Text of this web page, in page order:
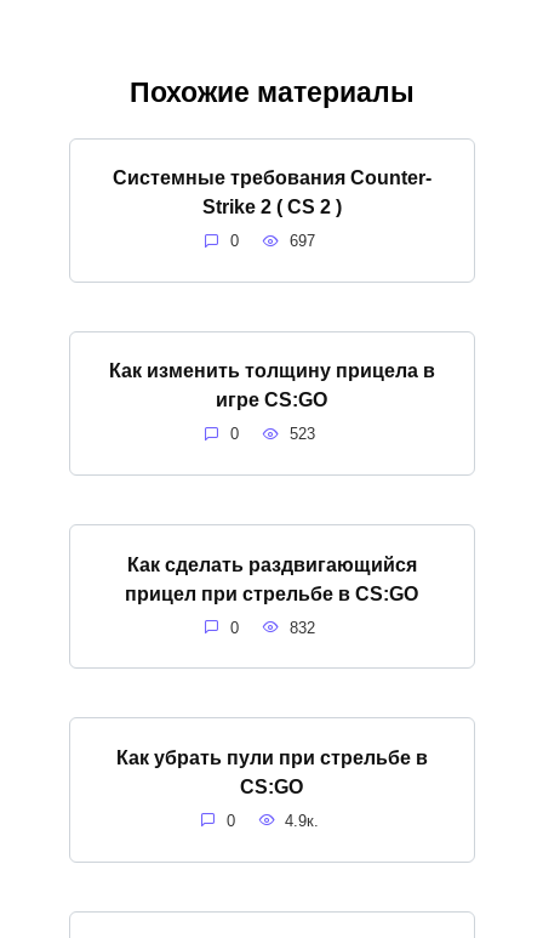
Похожие материалы
Системные требования Counter-
Strike 2 ( CS 2 )
0 697
Как изменить толщину прицела в
игре CS:GO
0 523
Как сделать раздвигающийся
прицел при стрельбе в CS:GO
0 832
Как убрать пули при стрельбе в
CS:GO
0 4.9к.